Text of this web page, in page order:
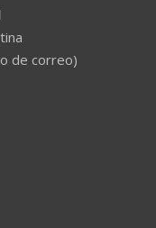
de correo)